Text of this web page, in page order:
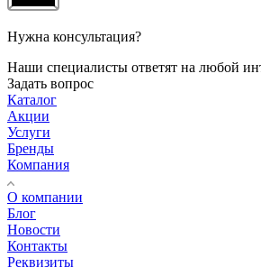
Нужна консультация?
Наши специалисты ответят на любой
Задать вопрос
Каталог
Акции
Услуги
Бренды
Компания
О компании
Блог
Новости
Контакты
Реквизиты